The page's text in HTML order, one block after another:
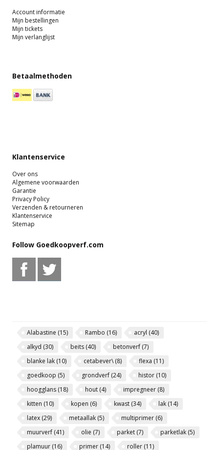
Account informatie
Mijn bestellingen
Mijn tickets
Mijn verlanglijst
Betaalmethoden
Klantenservice
Over ons
Algemene voorwaarden
Garantie
Privacy Policy
Verzenden & retourneren
Klantenservice
Sitemap
Follow Goedkoopverf.com
Alabastine (15) Rambo (16) acryl (40)
alkyd (30) beits (40) betonverf (7)
blanke lak (10) cetabever\(8) flexa (11)
goedkoop (5) grondverf (24) histor (10)
hoogglans (18) hout (4) impregneer (8)
kitten (10) kopen (6) kwast (34) lak (14)
latex (29) metaallak (5) multiprimer (6)
muurverf (41) olie (7) parket (7) parketlak (5)
plamuur (16) primer (14) roller (11)